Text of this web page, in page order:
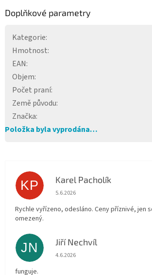
Doplňkové parametry
Kategorie:
Hmotnost:
EAN:
Objem:
Počet praní:
Země původu:
Značka:
Položka byla vyprodána…
KP Karel Pacholík
Hodnocení obchodu je 4 z 5
5.6.2026
Rychle vyřízeno, odesláno. Ceny příznivé, jen
omezený.
JN Jiří Nechvíl
Hodnocení obchodu je 5 z 5
4.6.2026
funguje.